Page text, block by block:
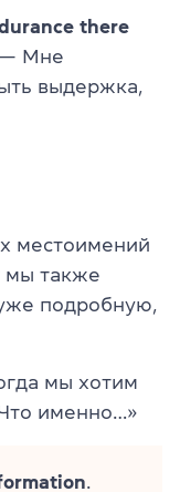
there
Мне
выдержка,
местоимений
мы также
подробную,
мы хотим
именно…»
.